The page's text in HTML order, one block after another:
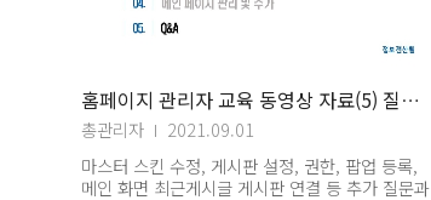
홈페이지 관리자 교육 동영상 자료(5) 질문답변
총관리자
2021.09.01
마스터 스킨 수정, 게시판 설정, 권한, 팝업 등록,
메인 화면 최근게시글 게시판 연결 등 추가 질문과